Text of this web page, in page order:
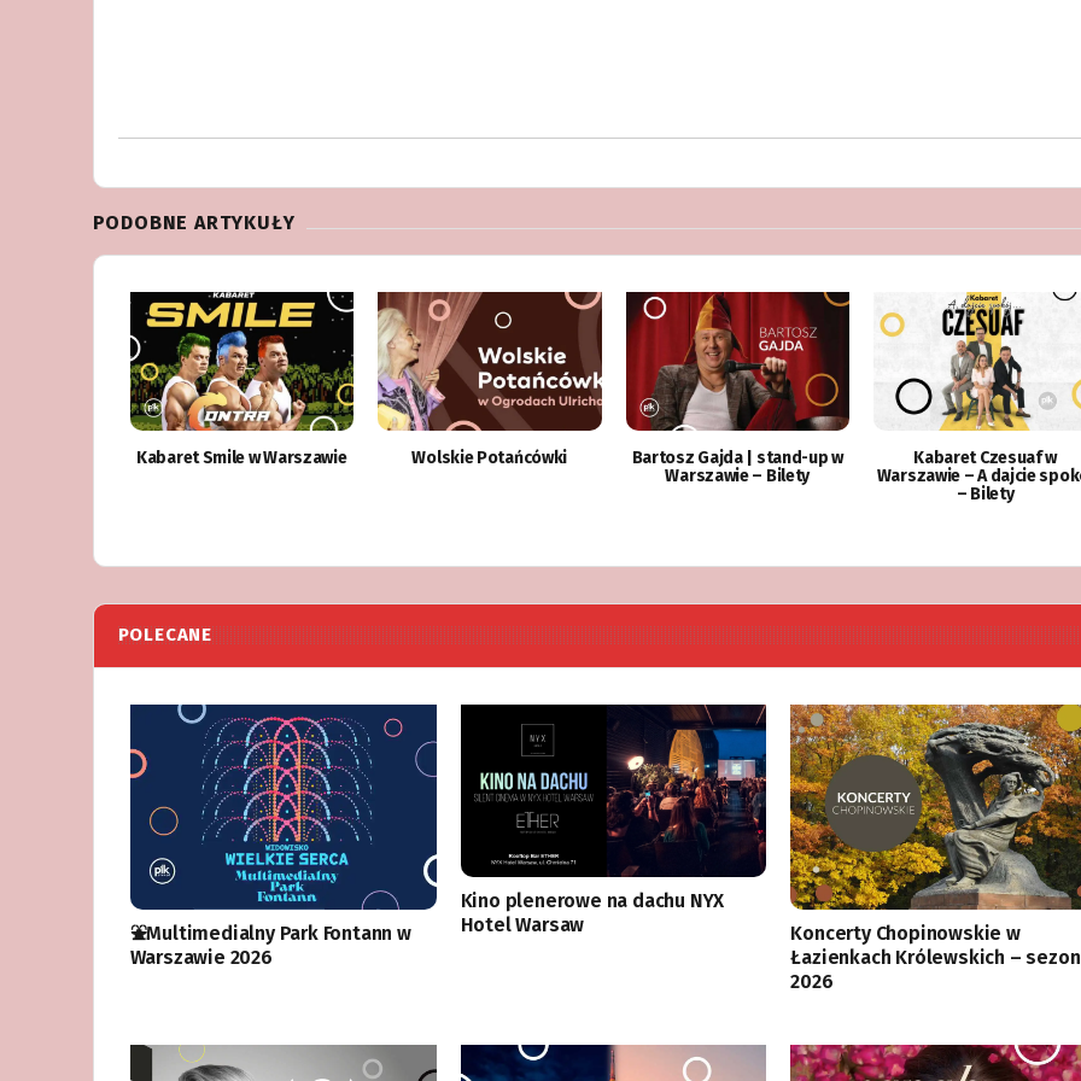
PODOBNE ARTYKUŁY
Kabaret Smile w Warszawie Wolskie Potańcówki
Bartosz Gajda | stand-up w
Warszawie – Bilety
Kabaret Czesuaf w
Warszawie – A dajcie
– Bilety
POLECANE
⛲️Multimedialny Park Fontann w
Warszawie 2026
Kino plenerowe na dachu NYX
Hotel Warsaw
Koncerty Chopinowskie w
Łazienkach Królewskich – sezon
2026